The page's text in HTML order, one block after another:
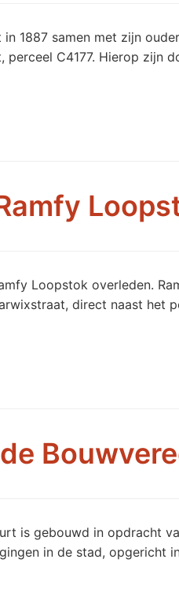
1887 samen met zijn
perceel C4177. Hierop zijn
Loopstok overleden.
direct naast het
is gebouwd in opdracht
in de stad, opgericht